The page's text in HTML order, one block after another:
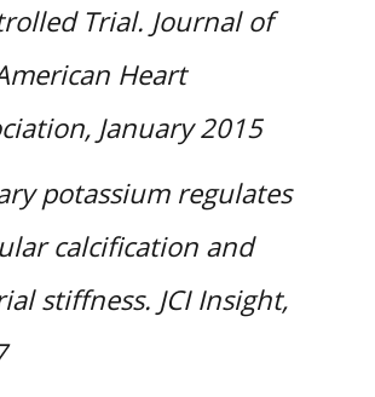
Trial. Journal of
Heart
January 2015
potassium regulates
calcification and
stiffness. JCI Insight,